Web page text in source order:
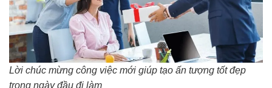
Lời chúc mừng công việc mới giúp tạo ấn tượng tốt đẹp
trong ngày đầu đi làm